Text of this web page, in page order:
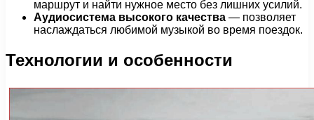
маршрут и найти нужное место без лишних усилий.
Аудиосистема высокого качества — позволяет
наслаждаться любимой музыкой во время поездок.
Технологии и особенности